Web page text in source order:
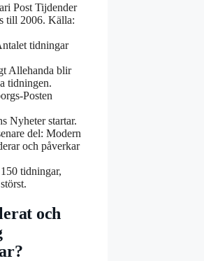
Post Tijdender
till 2006. Källa:
tidningar
Allehanda blir
tidningen.
Posten
Nyheter startar.
del: Modern
och påverkar
tidningar,
och